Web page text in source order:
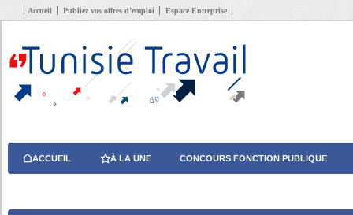
Accueil Publiez vos offres d’emploi Espace Entreprise
ACCUEIL À LA UNE CONCOURS FONCTION PUBLIQUE